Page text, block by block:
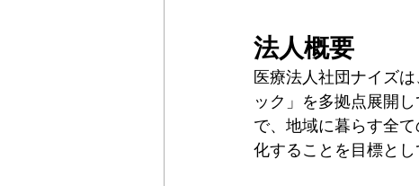
法人概要
医療法人社団ナイズ
ック」を多拠点展開
で、地域に暮らす全
化することを目標とし